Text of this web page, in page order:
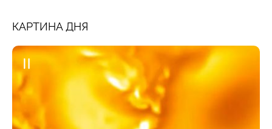
КАРТИНА ДНЯ